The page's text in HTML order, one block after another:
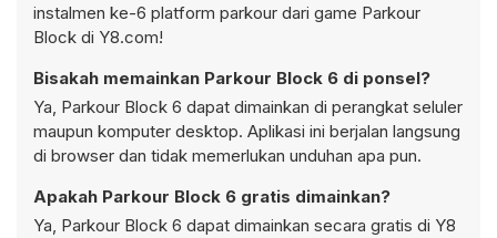
instalmen ke-6 platform parkour dari game Parkour
Block di Y8.com!
Bisakah memainkan Parkour Block 6 di ponsel?
Ya, Parkour Block 6 dapat dimainkan di perangkat seluler
maupun komputer desktop. Aplikasi ini berjalan langsung
di browser dan tidak memerlukan unduhan apa pun.
Apakah Parkour Block 6 gratis dimainkan?
Ya, Parkour Block 6 dapat dimainkan secara gratis di Y8